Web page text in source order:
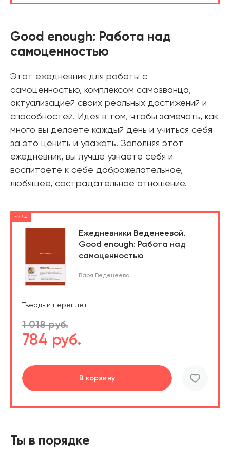
Good enough: Работа над
самоценностью
Этот ежедневник для работы с
самоценностью, комплексом самозванца,
актуализацией своих реальных достижений и
способностей. Идея в том, чтобы замечать, как
много вы делаете каждый день и учиться себя
за это ценить и уважать. Заполняя этот
ежедневник, вы лучше узнаете себя и
воспитаете к себе доброжелательное,
любящее, сострадательное отношение.
-23%
Ежедневники Веденеевой.
Good enough: Работа над
самоценностью
Варя Веденеева
Твердый переплет
1 018 руб.
784 руб.
В корзину
В корзине
Ты в порядке